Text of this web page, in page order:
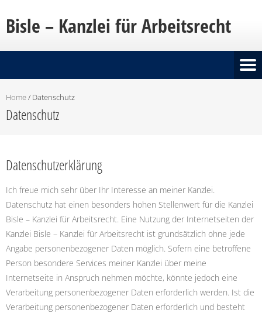
Bisle – Kanzlei für Arbeitsrecht
Home/ Datenschutz
Datenschutz
Datenschutzerklärung
Ich freue mich sehr über Ihr Interesse an meiner Kanzlei.
Datenschutz hat einen besonders hohen Stellenwert für die Kanzlei
Bisle – Kanzlei für Arbeitsrecht. Eine Nutzung der Internetseiten der
Kanzlei Bisle – Kanzlei für Arbeitsrecht ist grundsätzlich ohne jede
Angabe personenbezogener Daten möglich. Sofern eine betroffene
Person besondere Services meiner Kanzlei über meine
Internetseite in Anspruch nehmen möchte, könnte jedoch eine
Verarbeitung personenbezogener Daten erforderlich werden. Ist die
Verarbeitung personenbezogener Daten erforderlich und besteht